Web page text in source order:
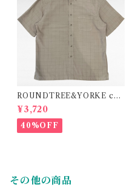
ROUNDTREE&YORKE che
ck design modal polyester
shirt
¥3,720
40%OFF
その他の商品